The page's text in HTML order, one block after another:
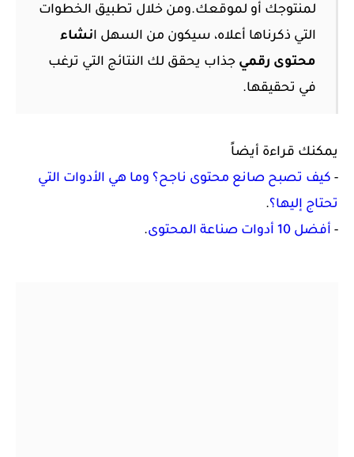
لمنتوجك أو لموقعك.ومن خلال تطبيق الخطوات
التي ذكرناها أعلاه، سيكون من السهل انشاء
محتوى رقمي جذاب يحقق لك النتائج التي ترغب
في تحقيقها.
يمكنك قراءة أيضاً
- كيف تصبح صانع محتوى ناجح؟ وما هي الأدوات التي
تحتاج إليها؟.
- أفضل 10 أدوات صناعة المحتوى .